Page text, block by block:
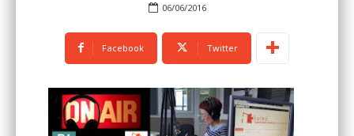
06/06/2016
Facebook Twitter